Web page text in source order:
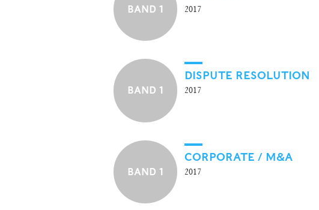
BAND 1 2017
BAND 1
DISPUTE RESOLUTION
2017
BAND 1
CORPORATE / M&A
2017